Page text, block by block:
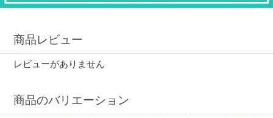
商品レビュー
レビューがありません
商品のバリエーション